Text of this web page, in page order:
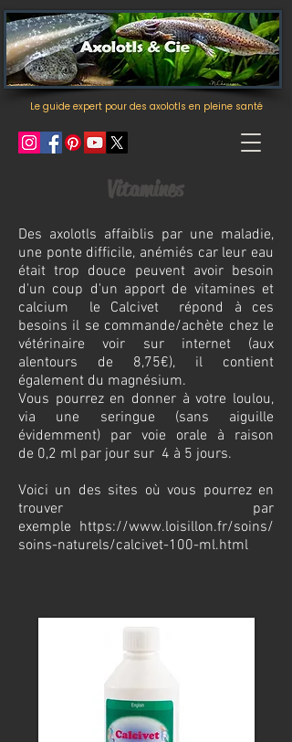
Le guide expert pour des axolotls en pleine santé
Vitamines
Des axolotls affaiblis par une maladie,
une ponte difficile, anémiés car leur eau
était trop douce peuvent avoir besoin
d'un coup d'un apport de vitamines et
calcium le Calcivet répond à ces
besoins il se commande/achète chez le
vétérinaire voir sur internet (aux
alentours de 8,75€), il contient
également du magnésium.
Vous pourrez en donner à votre loulou,
via une seringue (sans aiguille
évidemment) par voie orale à raison
de 0,2 ml par jour sur 4 à 5 jours.
Voici un des sites où vous pourrez en
trouver par
exemple https://www.loisillon.fr/soins/
soins-naturels/calcivet-100-ml.html